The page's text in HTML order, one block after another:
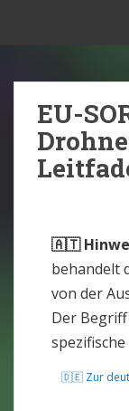
EU-
🇦🇹
behandelt
von der
Der Begriff
🇩🇪 Zur